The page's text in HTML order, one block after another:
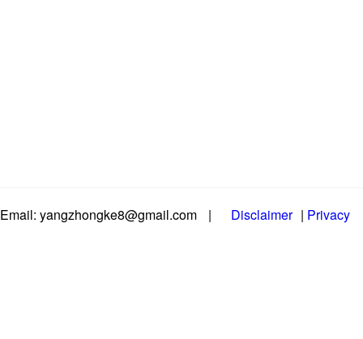
Email: yangzhongke8@gmail.com | Disclaimer | Privacy